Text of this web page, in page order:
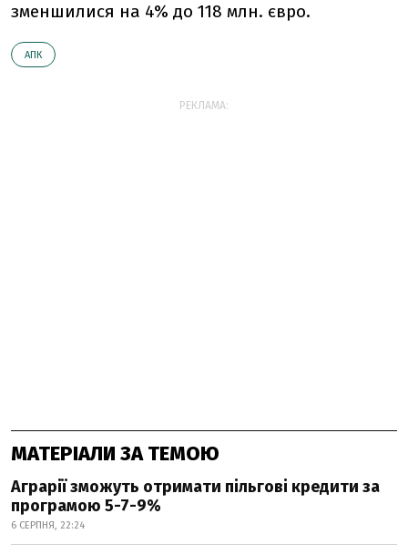
зменшилися на 4% до 118 млн. євро.
АПК
РЕКЛАМА:
МАТЕРІАЛИ ЗА ТЕМОЮ
Аграрії зможуть отримати пільгові кредити за
програмою 5-7-9%
6 СЕРПНЯ, 22:24